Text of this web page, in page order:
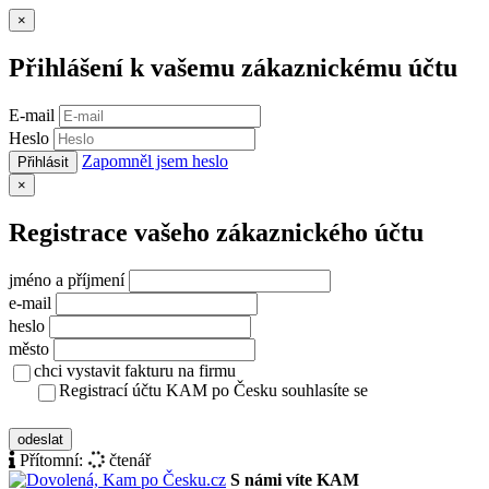
×
Přihlášení k vašemu zákaznickému účtu
E-mail
Heslo
Přihlásit Zapomněl jsem heslo
×
Registrace vašeho zákaznického účtu
jméno a příjmení
e-mail
heslo
město
chci vystavit fakturu na firmu
Registrací účtu KAM po Česku souhlasíte se
odeslat
Přítomní:
čtenář
S námi víte KAM